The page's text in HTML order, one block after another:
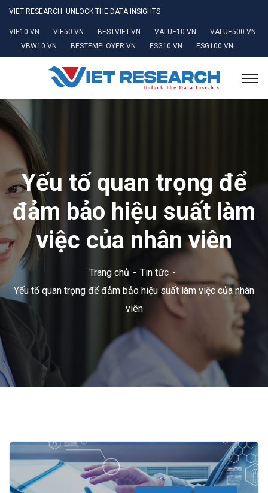
VIET RESEARCH: UNLOCK THE DATA INSIGHTS
VIE10.VN VIE50.VN BESTVIET.VN VALUE10.VN
VALUE500.VN
VBW10.VN
BESTEMPLOYER.VN ESG10.VN ESG100.VN
Yếu tố quan trọng để
đảm bảo hiệu suất làm
việc của nhân viên
Trang chủ
Tin tức
Yếu tố quan trọng để đảm bảo hiệu suất làm việc của nhân
viên